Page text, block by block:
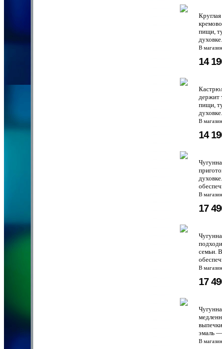
пищи,
В
14
держит
пищи,
В
14
В
17
семьи.
В
17
эмаль
В